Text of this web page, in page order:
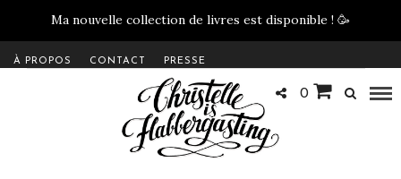
Ma nouvelle collection de livres est disponible ! 🥳
À PROPOS CONTACT PRESSE
0